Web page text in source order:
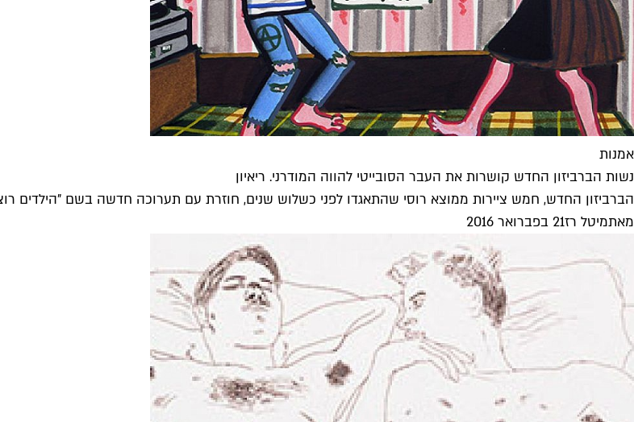
אמנות
נשות הברביזון החדש קושרות את העבר הסובייטי להווה המודרני. ריאיון
הברביזון החדש, חמש ציירות ממוצא רוסי שהתאגדו לפני כשלוש שנים, חוזרת עם תערוכה חדשה בשם "הילדים
מאתמיטל רז21 בפברואר 2016